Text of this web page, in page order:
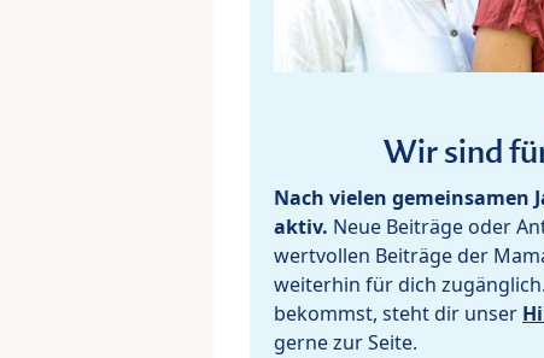
Wir sind
Nach vielen gemeinsamen
aktiv. Neue Beiträge oder
wertvollen Beiträge der
weiterhin für dich
bekommst, steht dir unser
gerne zur Seite.